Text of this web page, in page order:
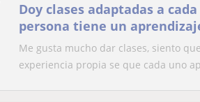
Doy clases adaptadas a
persona tiene un
Me gusta mucho dar clases, siento
experiencia propia se que cada uno